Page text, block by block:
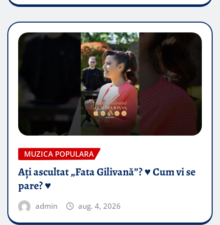
MUZICA POPULARA
Ați ascultat „Fata Gilivană”? ♥️ Cum vi se
pare? ♥️
admin aug. 4, 2026